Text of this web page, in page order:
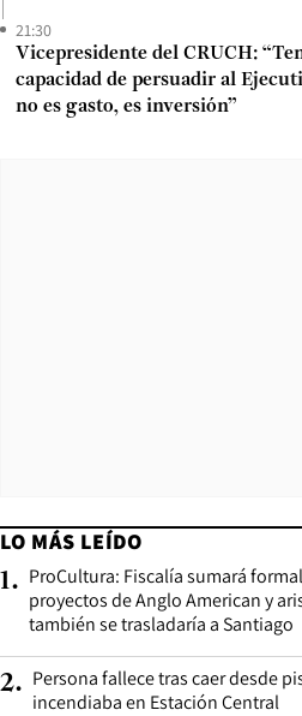
21:30
Vicepresidente del CRUCH:
capacidad de persuadir al
no es gasto, es inversión”
LO MÁS LEÍDO
1. ProCultura: Fiscalía sumará
proyectos de Anglo American y
también se trasladaría a Santiago
2. Persona fallece tras caer desde
incendiaba en Estación Central